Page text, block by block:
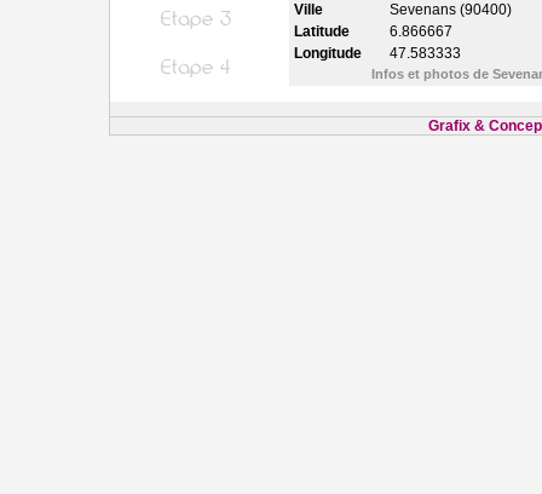
Ville
Sevenans (90400)
Latitude
6.866667
Longitude
47.583333
Infos et photos de
Grafix &